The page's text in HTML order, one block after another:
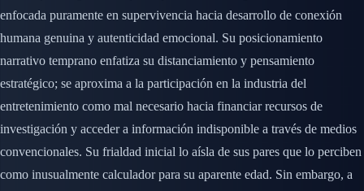
enfocada puramente en supervivencia hacia desarrollo de conexión
humana genuina y autenticidad emocional. Su posicionamiento
narrativo temprano enfatiza su distanciamiento y pensamiento
estratégico; se aproxima a la participación en la industria del
entretenimiento como mal necesario hacia financiar recursos de
investigación y acceder a información indisponible a través de medios
convencionales. Su frialdad inicial lo aísla de sus pares que lo perciben
como inusualmente calculador para su aparente edad. Sin embargo, a